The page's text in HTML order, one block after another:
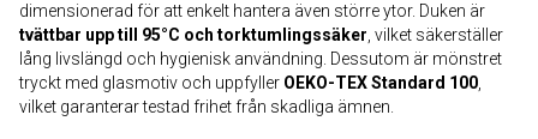
dimensionerad för att enkelt hantera även större ytor. Duken är
tvättbar upp till 95°C och torktumlingssäker , vilket säkerställer
lång livslängd och hygienisk användning. Dessutom är mönstret
tryckt med glasmotiv och uppfyller OEKO-TEX Standard 100
vilket garanterar testad frihet från skadliga ämnen.